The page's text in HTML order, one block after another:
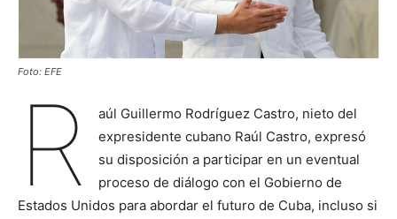
Foto: EFE
R
aúl Guillermo Rodríguez Castro, nieto del
expresidente cubano Raúl Castro, expresó
su disposición a participar en un eventual
proceso de diálogo con el Gobierno de
Estados Unidos para abordar el futuro de Cuba, incluso si